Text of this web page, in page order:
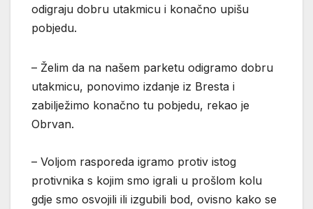
odigraju dobru utakmicu i konačno upišu
pobjedu.
– Želim da na našem parketu odigramo dobru
utakmicu, ponovimo izdanje iz Bresta i
zabilježimo konačno tu pobjedu, rekao je
Obrvan.
– Voljom rasporeda igramo protiv istog
protivnika s kojim smo igrali u prošlom kolu
gdje smo osvojili ili izgubili bod, ovisno kako se